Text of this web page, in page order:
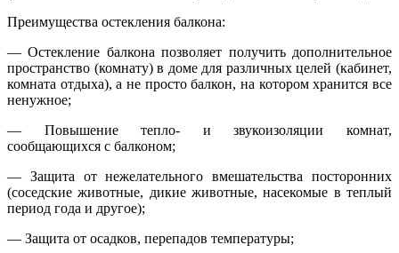
Преимущества остекления балкона:
— Остекление балкона позволяет получить дополнительное
пространство (комнату) в доме для различных целей (кабинет,
комната отдыха), а не просто балкон, на котором хранится все
ненужное;
— Повышение тепло- и звукоизоляции комнат,
сообщающихся с балконом;
— Защита от нежелательного вмешательства посторонних
(соседские животные, дикие животные, насекомые в теплый
период года и другое);
— Защита от осадков, перепадов температуры;